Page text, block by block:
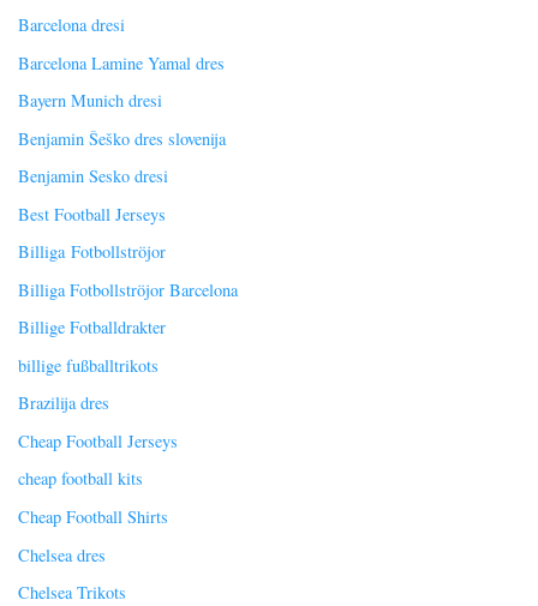
Barcelona dresi
Barcelona Lamine Yamal dres
Bayern Munich dresi
Benjamin Šeško dres slovenija
Benjamin Sesko dresi
Best Football Jerseys
Billiga Fotbollströjor
Billiga Fotbollströjor Barcelona
Billige Fotballdrakter
billige fußballtrikots
Brazilija dres
Cheap Football Jerseys
cheap football kits
Cheap Football Shirts
Chelsea dres
Chelsea Trikots